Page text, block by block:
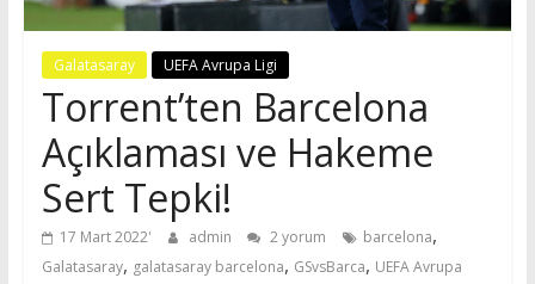
Galatasaray UEFA Avrupa Ligi
Torrent’ten Barcelona
Açıklaması ve Hakeme
Sert Tepki!
17 Mart 2022 admin 2 yorum barcelona,
Galatasaray, galatasaray barcelona, GSvsBarca, UEFA Avrupa